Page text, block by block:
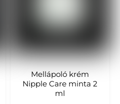
Mellápoló krém
Nipple Care minta 2
ml